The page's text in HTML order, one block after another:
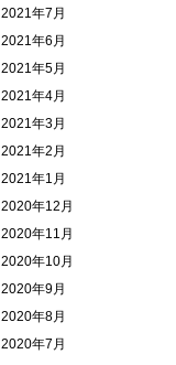
2021年7月
2021年6月
2021年5月
2021年4月
2021年3月
2021年2月
2021年1月
2020年12月
2020年11月
2020年10月
2020年9月
2020年8月
2020年7月